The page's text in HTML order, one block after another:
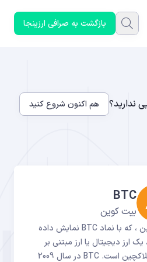
بازگشت به صرافی ارزینجا
ندارید؟ هم اکنون شروع کنید
BTC
بیت کوین
بیت کوین ، که با نماد BTC نمایش داده
ارز دیجیتال یا ارز مبتنی بر
فناوری بلاکچین است. BTC در سال 2009